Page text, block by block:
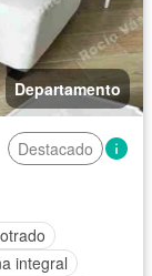
Departamento
Destacado
integral